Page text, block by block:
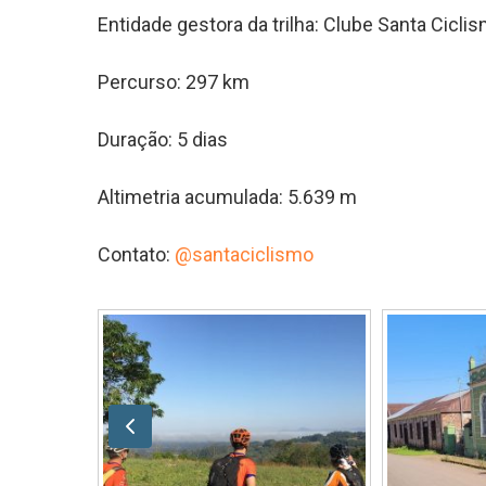
Entidade gestora da trilha: Clube Santa
Percurso: 297 km
Duração: 5 dias
Altimetria acumulada: 5.639 m
Contato: @santaciclismo